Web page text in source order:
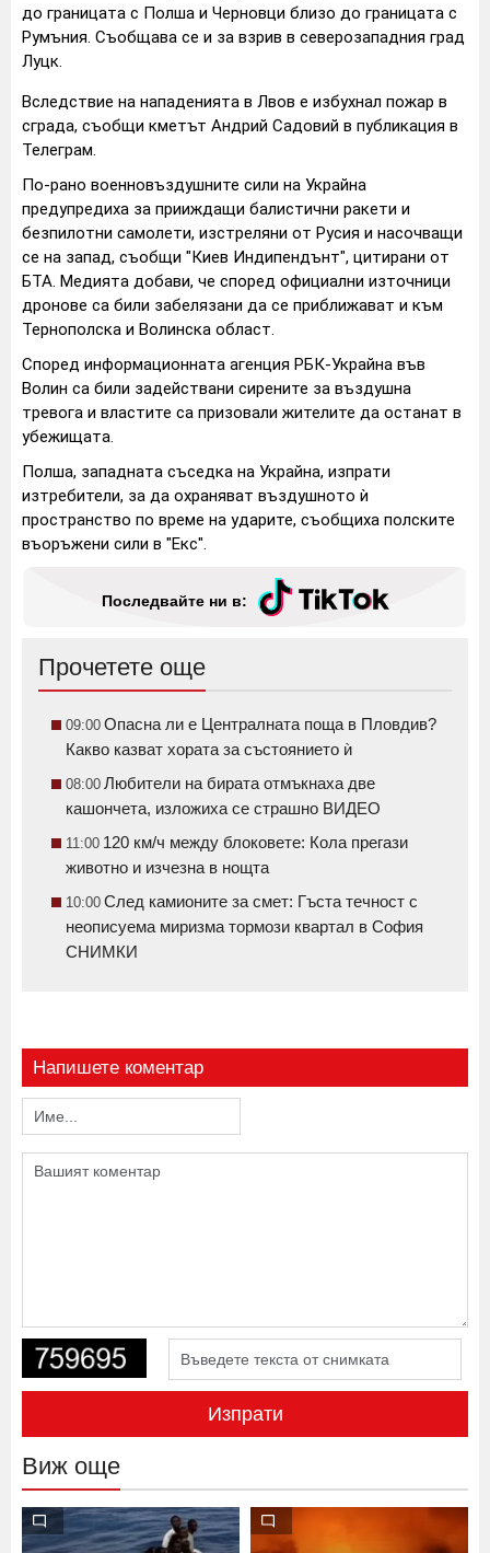
до границата с Полша и Черновци близо до границата с
Румъния. Съобщава се и за взрив в северозападния град
Луцк.
Вследствие на нападенията в Лвов е избухнал пожар в
сграда, съобщи кметът Андрий Садовий в публикация в
Teлеграм.
По-рано военновъздушните сили на Украйна
предупредиха за прииждащи балистични ракети и
безпилотни самолети, изстреляни от Русия и насочващи
се на запад, съобщи "Киев Индипендънт", цитирани от
БТА. Медията добави, че според официални източници
дронове са били забелязани да се приближават и към
Тернополска и Волинска област.
Според информационната агенция РБК-Украйна във
Волин са били задействани сирените за въздушна
тревога и властите са призовали жителите да останат в
убежищата.
Полша, западната съседка на Украйна, изпрати
изтребители, за да охраняват въздушното ѝ
пространство по време на ударите, съобщиха полските
въоръжени сили в "Екс".
Последвайте ни в:
Прочетете още
09:00 Опасна ли е Централната поща в Пловдив?
Какво казват хората за състоянието ѝ
08:00 Любители на бирата отмъкнаха две
кашончета, изложиха се страшно ВИДЕО
11:00 120 км/ч между блоковете: Кола прегази
животно и изчезна в нощта
10:00 След камионите за смет: Гъста течност с
неописуема миризма тормози квартал в София
СНИМКИ
Напишете коментар
Изпрати
Виж още